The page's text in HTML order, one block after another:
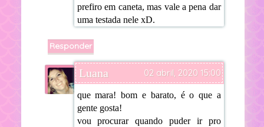
prefiro em caneta, mas vale a pena dar
uma testada nele xD.
Responder
Luana 02 abril, 2020 15:00
que mara! bom e barato, é o que a
gente gosta!
vou procurar quando puder ir pro